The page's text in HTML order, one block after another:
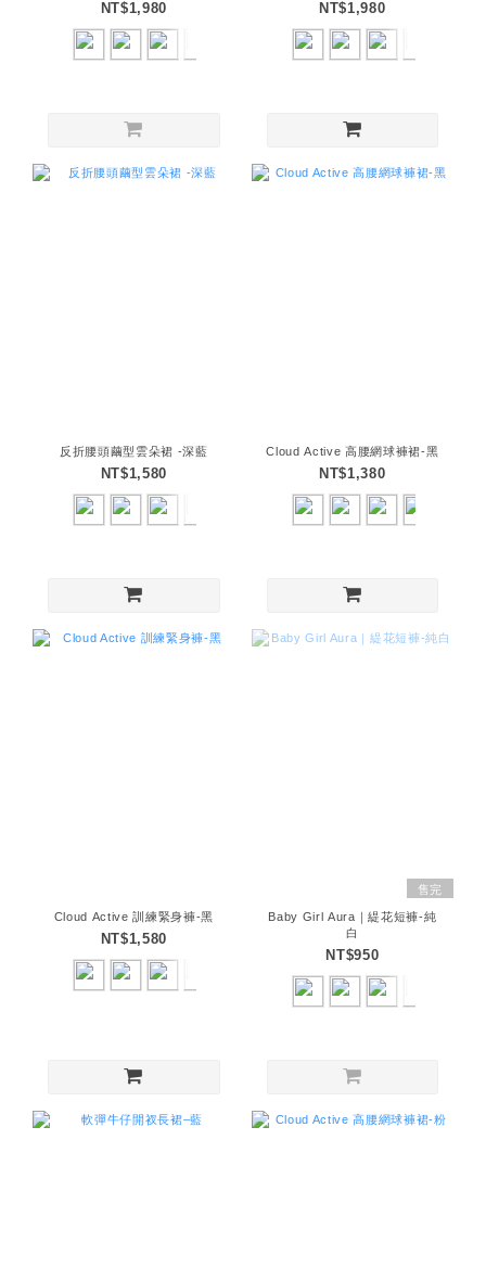
NT$1,980 NT$1,980
反折腰頭繭型雲朵裙 -深藍
NT$1,580
Cloud Active 高腰網球褲裙-黑
NT$1,380
Cloud Active 訓練緊身褲-黑
NT$1,580
售完
Baby Girl Aura｜緹花短褲-純
白
NT$950